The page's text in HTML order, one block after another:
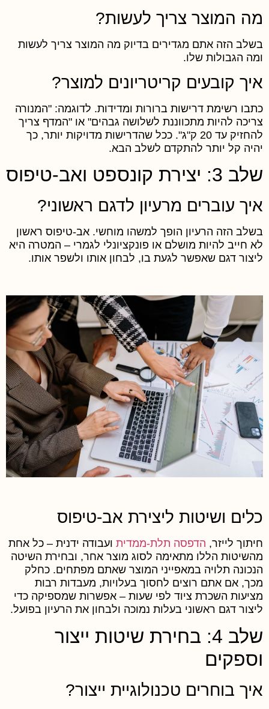
המוצר צריך לעשות?
הזה אתם מגדירים בדיוק מה המוצר צריך לעשות
הגבולות שלו.
קובעים קריטריונים למוצר?
רשימת דרישות ברורות ומדידות. לדוגמה: "המנורה
להיות מתכווננת לשלושה גבהים" או "המדף צריך
להחזיק עד 20 ק"ג". ככל שהדרישות מדויקות יותר, כך
קל יותר להתקדם לשלב הבא.
יצירת קונספט ואב-טיפוס
עוברים מרעיון לדגם ראשוני?
הזה הרעיון הופך למשהו מוחשי. אב-טיפוס ראשון
חייב להיות מושלם או פונקציונלי לגמרי – המטרה היא
דגם שאפשר לגעת בו, לבחון אותו ולשפר אותו.
ושיטות ליצירת אב-טיפוס
לייזר,הדפסה תלת-ממדיתועבודה ידנית – כל אחת
הללו מתאימה לסוג מוצר אחר, ובחירת השיטה
תלויה במאפייני המוצר שאתם מפתחים. כחלק
אם אתם רוצים לחסוך בעלויות, מעבדות רבות
השכרת ציוד לפי שעות – אפשרות שמספיקה כדי
דגם ראשוני בעלות נמוכה ולבחון את הרעיון בפועל.
שלב 4: בחירת שיטות ייצור
בוחרים טכנולוגיית ייצור?